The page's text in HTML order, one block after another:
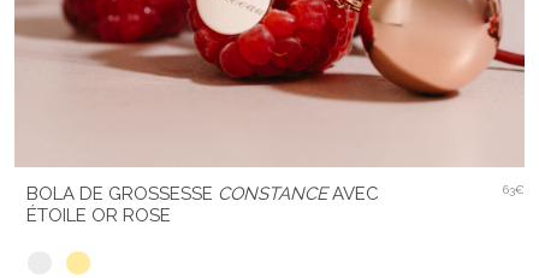
BOLA DE GROSSESSE CONSTANCEAVEC
ÉTOILE OR ROSE
63€